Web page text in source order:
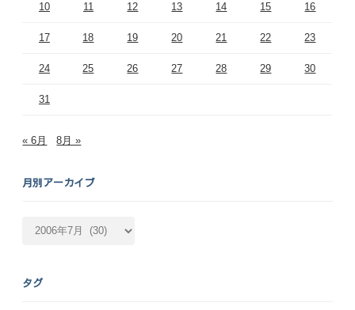
10 11 12 13 14 15 16
17 18 19 20 21 22 23
24 25 26 27 28 29 30
31
« 6月 8月 »
月別アーカイブ
カ
タグ